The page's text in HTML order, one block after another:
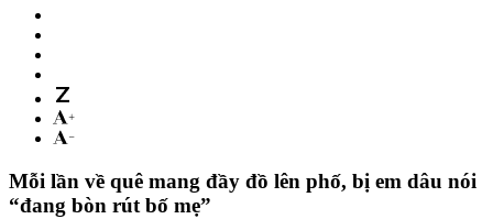
Mỗi lần về quê mang đầy đồ lên phố, bị em dâu nói
“đang bòn rút bố mẹ”